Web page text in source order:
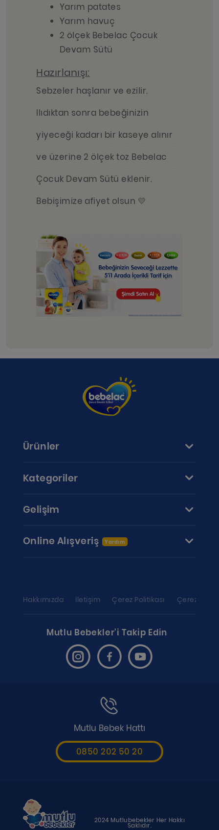
Yarım patates
Yarım havuç
2 ölçek Bebelac Çocuk
Devam Sütü
Hazırlanışı:
Sebzeler haşlanır ve ezilir.
Ilıdıktan sonra bebeğinizin
yiyeceği kadarı bir kaseye alınır
ve üzerine 2 ölçek toz Bebelac
Çocuk Devam Sütü eklenir.
Bebişimize afiyet olsun 💛
Ürünler
Kategoriler
Gelişim
Online Alışveriş Yardım
Hakkımızda İletişim Çerez Politikası Çerez
Mutlu Bebekler'i Takip Edin
Mutlu Bebek Hattı
0850 202 50 20
2024 Mutlubebekler Her Hakkı
Saklıdır.